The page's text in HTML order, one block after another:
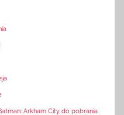
Arkham City do pobrania